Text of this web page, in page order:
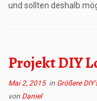
und sollten deshalb
Projekt DIY
Mai 2, 2015in Größere
von Daniel